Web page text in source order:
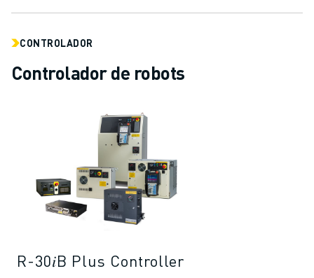
CONTROLADOR
Controlador de robots
R-30𝑖B Plus Controller